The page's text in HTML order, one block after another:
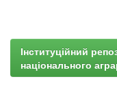
Інституційний
національного